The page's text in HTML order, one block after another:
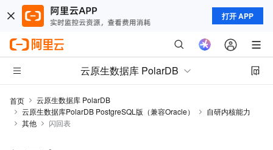
打开 APP
云原生数据库 PolarDB
首页
云原生数据库 PolarDB
云原生数据库PolarDB PostgreSQL版（兼容Oracle）
自研内核能力
其他
闪回表